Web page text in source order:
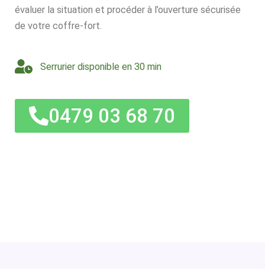
évaluer la situation et procéder à l’ouverture sécurisée
de votre coffre-fort.
Serrurier disponible en 30 min
0479 03 68 70